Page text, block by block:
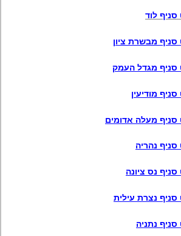
לוד
מבשרת ציון
סניף מגדל העמק
מודיעין
סניף מעלה אדומים
נהריה
נס ציונה
נצרת עילית
נתניה